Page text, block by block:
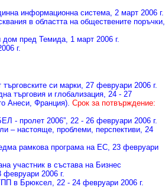
информационна система , 2 март 2006 г.
в областта на обществените поръчки
дом пред Темида , 1 март 2006 г.
г.
си марки , 27 февруари 2006 г.
търговия и глобализация , 24 - 27
Анеси, Франция). Срок за потвърждение:
- пролет 2006” , 22 - 26 февруари 2006 г.
– настояще, проблеми, перспективи , 24
рамкова програма на ЕС , 23 февруари
участник в състава на Бизнес
февруари 2006 г.
в Брюксел , 22 - 24 февруари 2006 г.